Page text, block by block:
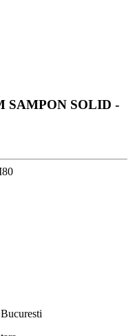
SAMPON SOLID -